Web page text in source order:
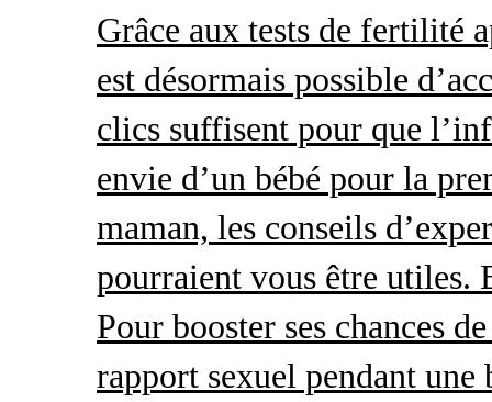
Grâce aux tests de fertilité
est désormais possible
clics suffisent pour que
envie d’un bébé pour la
maman, les conseils
pourraient vous être utiles.
Pour booster ses chances
rapport sexuel pendant